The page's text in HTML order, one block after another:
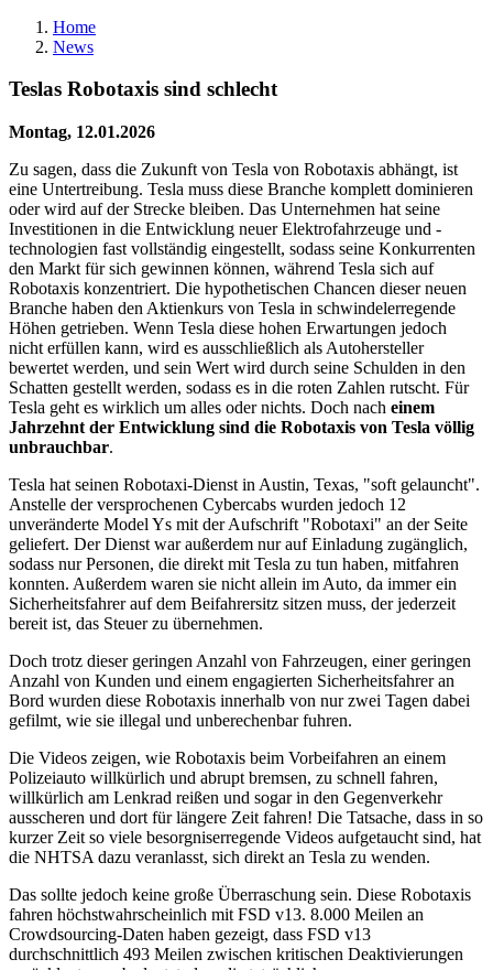
Home
News
Teslas Robotaxis sind schlecht
Montag, 12.01.2026
Zu sagen, dass die Zukunft von Tesla von Robotaxis abhängt, ist
eine Untertreibung. Tesla muss diese Branche komplett dominieren
oder wird auf der Strecke bleiben. Das Unternehmen hat seine
Investitionen in die Entwicklung neuer Elektrofahrzeuge und -
technologien fast vollständig eingestellt, sodass seine Konkurrenten
den Markt für sich gewinnen können, während Tesla sich auf
Robotaxis konzentriert. Die hypothetischen Chancen dieser neuen
Branche haben den Aktienkurs von Tesla in schwindelerregende
Höhen getrieben. Wenn Tesla diese hohen Erwartungen jedoch
nicht erfüllen kann, wird es ausschließlich als Autohersteller
bewertet werden, und sein Wert wird durch seine Schulden in den
Schatten gestellt werden, sodass es in die roten Zahlen rutscht. Für
Tesla geht es wirklich um alles oder nichts. Doch nach einem
Jahrzehnt der Entwicklung sind die Robotaxis von Tesla völlig
unbrauchbar.
Tesla hat seinen Robotaxi-Dienst in Austin, Texas, "soft gelauncht".
Anstelle der versprochenen Cybercabs wurden jedoch 12
unveränderte Model Ys mit der Aufschrift "Robotaxi" an der Seite
geliefert. Der Dienst war außerdem nur auf Einladung zugänglich,
sodass nur Personen, die direkt mit Tesla zu tun haben, mitfahren
konnten. Außerdem waren sie nicht allein im Auto, da immer ein
Sicherheitsfahrer auf dem Beifahrersitz sitzen muss, der jederzeit
bereit ist, das Steuer zu übernehmen.
Doch trotz dieser geringen Anzahl von Fahrzeugen, einer geringen
Anzahl von Kunden und einem engagierten Sicherheitsfahrer an
Bord wurden diese Robotaxis innerhalb von nur zwei Tagen dabei
gefilmt, wie sie illegal und unberechenbar fuhren.
Die Videos zeigen, wie Robotaxis beim Vorbeifahren an einem
Polizeiauto willkürlich und abrupt bremsen, zu schnell fahren,
willkürlich am Lenkrad reißen und sogar in den Gegenverkehr
ausscheren und dort für längere Zeit fahren! Die Tatsache, dass in so
kurzer Zeit so viele besorgniserregende Videos aufgetaucht sind, hat
die NHTSA dazu veranlasst, sich direkt an Tesla zu wenden.
Das sollte jedoch keine große Überraschung sein. Diese Robotaxis
fahren höchstwahrscheinlich mit FSD v13. 8.000 Meilen an
Crowdsourcing-Daten haben gezeigt, dass FSD v13
durchschnittlich 493 Meilen zwischen kritischen Deaktivierungen